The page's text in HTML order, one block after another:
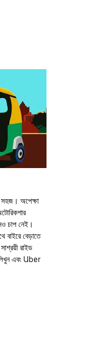
অপেক্ষা
চাপ নেই।
বাইরে বেড়াতে
রাইড
এবং Uber